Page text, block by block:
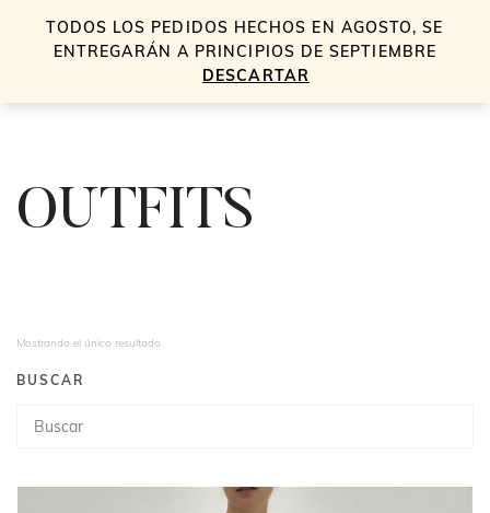
OUTFITS
Mostrando el único resultado
BUSCAR
Búsqueda
TODOS LOS PEDIDOS HECHOS EN AGOSTO, SE
ENTREGARÁN A PRINCIPIOS DE SEPTIEMBRE
DESCARTAR